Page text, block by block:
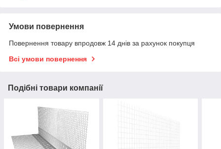
Умови повернення
Повернення товару впродовж 14 днів за рахунок покупця
Всі умови повернення
Подібні товари компанії